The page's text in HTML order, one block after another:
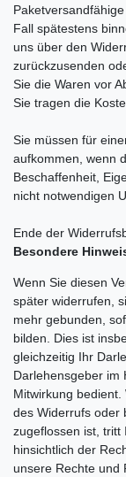
Fall spätestens
uns über den
zurückzusenden
Sie die Waren vor
Sie tragen die
Sie müssen für
aufkommen, wenn
Beschaffenheit,
nicht notwendigen
Ende der
Besondere
Wenn Sie diesen
später widerrufen,
mehr gebunden,
bilden. Dies ist
gleichzeitig Ihr
Darlehensgeber im
Mitwirkung
des Widerrufs oder
zugeflossen ist, tritt
hinsichtlich der
unsere Rechte und